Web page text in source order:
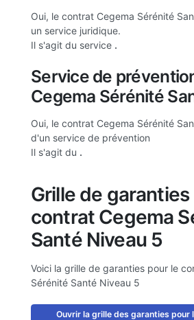
Oui, le contrat Cegema Sérénité
un service juridique.
Il s'agit du service .
Service de
Cegema Sérénité
Oui, le contrat Cegema Sérénité
d'un service de prévention
Il s'agit du .
Grille de
contrat Cegema
Santé Niveau 5
Voici la grille de garanties pour le
Sérénité Santé Niveau 5
Ouvrir la grille des garanties pour